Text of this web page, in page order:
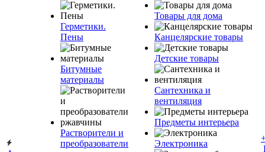
Герметики.
Пены
Битумные
материалы
Растворители и
преобразователи
Товары для дома
Канцелярские товары
Детские товары
Сантехника и
вентиляция
Предметы интерьера
Электроника